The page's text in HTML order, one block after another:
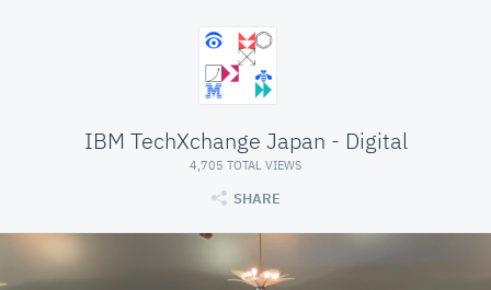
IBM TechXchange Japan - Digital
4,705 TOTAL VIEWS
SHARE